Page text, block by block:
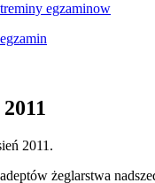
2011 .
żeglarstwa